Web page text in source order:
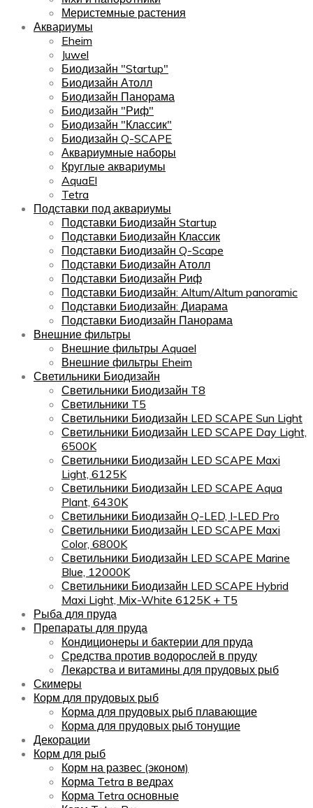
Меристемные растения
Аквариумы
Eheim
Juwel
Биодизайн "Startup"
Биодизайн Атолл
Биодизайн Панорама
Биодизайн "Риф"
Биодизайн "Классик"
Биодизайн Q-SCAPE
Аквариумные наборы
Круглые аквариумы
AquaEl
Tetra
Подставки под аквариумы
Подставки Биодизайн Startup
Подставки Биодизайн Классик
Подставки Биодизайн Q-Scape
Подставки Биодизайн Атолл
Подставки Биодизайн Риф
Подставки Биодизайн: Altum/Altum panoramic
Подставки Биодизайн: Диарама
Подставки Биодизайн Панорама
Внешние фильтры
Внешние фильтры Aquael
Внешние фильтры Eheim
Светильники Биодизайн
Светильники Биодизайн T8
Светильники T5
Светильники Биодизайн LED SCAPE Sun Light
Светильники Биодизайн LED SCAPE Day Light,
6500K
Светильники Биодизайн LED SCAPE Maxi
Light, 6125K
Светильники Биодизайн LED SCAPE Aqua
Plant, 6430K
Светильники Биодизайн Q-LED, I-LED Pro
Светильники Биодизайн LED SCAPE Maxi
Color, 6800K
Светильники Биодизайн LED SCAPE Marine
Blue, 12000K
Светильники Биодизайн LED SCAPE Hybrid
Maxi Light, Mix-White 6125K + T5
Рыба для пруда
Препараты для пруда
Кондиционеры и бактерии для пруда
Средства против водорослей в пруду
Лекарства и витамины для прудовых рыб
Скимеры
Корм для прудовых рыб
Корма для прудовых рыб плавающие
Корма для прудовых рыб тонущие
Декорации
Корм для рыб
Корм на развес (эконом)
Корма Tetra в ведрах
Корма Tetra основные